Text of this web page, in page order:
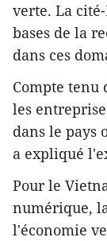
verte. La
bases de la
dans ces
Compte
les
dans le pays
a expliqué
Pour le
numérique,
l'économie